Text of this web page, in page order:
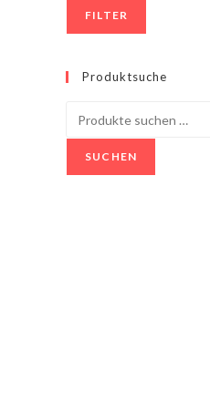
FILTER
Produktsuche
SUCHEN